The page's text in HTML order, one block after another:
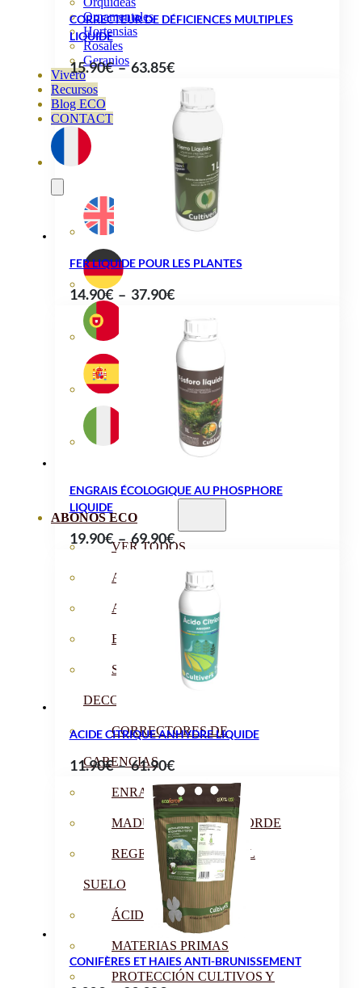
Ornamentales
Hortensias
Rosales
Geranios
Vivero
Recursos
Blog ECO
CONTACT
ABONOS ECO
VER TODOS
ABONOS LÍQUIDOS
ABONOS SOLIDOS
BIOESTIMULANTES
SUSTRATOS Y
DECORATIVAS
CORRECTORES DE
CARENCIAS
ENRAIZANTES
MADURACIÓN Y ENGORDE
REGENERADORES DEL
SUELO
ÁCIDOS HÚMICOS
MATERIAS PRIMAS
PROTECCIÓN CULTIVOS Y
CORRECTEUR DE DÉFICIENCES MULTIPLES
LIQUIDE
15.90€–63.85€Plage
de
prix :
à
63.85€
FER LIQUIDE POUR LES PLANTES
14.90€ – 37.90€Plage
de
prix :
14.90€
à
37.90€
ENGRAIS ÉCOLOGIQUE AU PHOSPHORE
LIQUIDE
19.90€–69.90€Plage
prix :
19.90€
à
69.90€
ACIDE CITRIQUE ANHYDRE LIQUIDE
11.90€–61.90€Plage
de
prix :
11.90€
à
61.90€
CONIFÈRES ET HAIES ANTI-BRUNISSEMENT